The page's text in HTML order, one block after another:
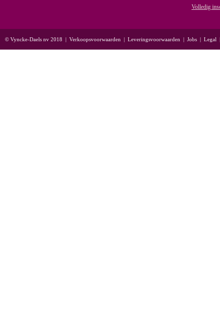
Volledig
© Vyncke-Daels nv 2018 | Verkoopsvoorwaarden | Leveringsvoorwaarden | Jobs | Legal